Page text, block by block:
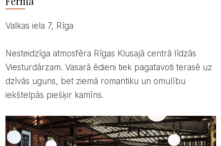
Valkas iela 7, Rīga
Nesteidzīga atmosfēra Rīgas Klusajā centrā līdzās
Viesturdārzam. Vasarā ēdieni tiek pagatavoti terasē uz
dzīvās uguns, bet ziemā romantiku un omulību
iekštelpās piešķir kamīns.